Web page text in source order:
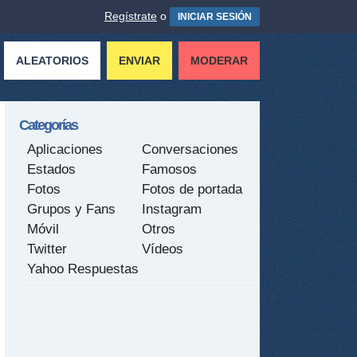
Regístrate o INICIAR SESIÓN
ALEATORIOS ENVIAR MODERAR
Categorías
Aplicaciones
Conversaciones
Estados
Famosos
Fotos
Fotos de portada
Grupos y Fans
Instagram
Móvil
Otros
Twitter
Vídeos
Yahoo Respuestas